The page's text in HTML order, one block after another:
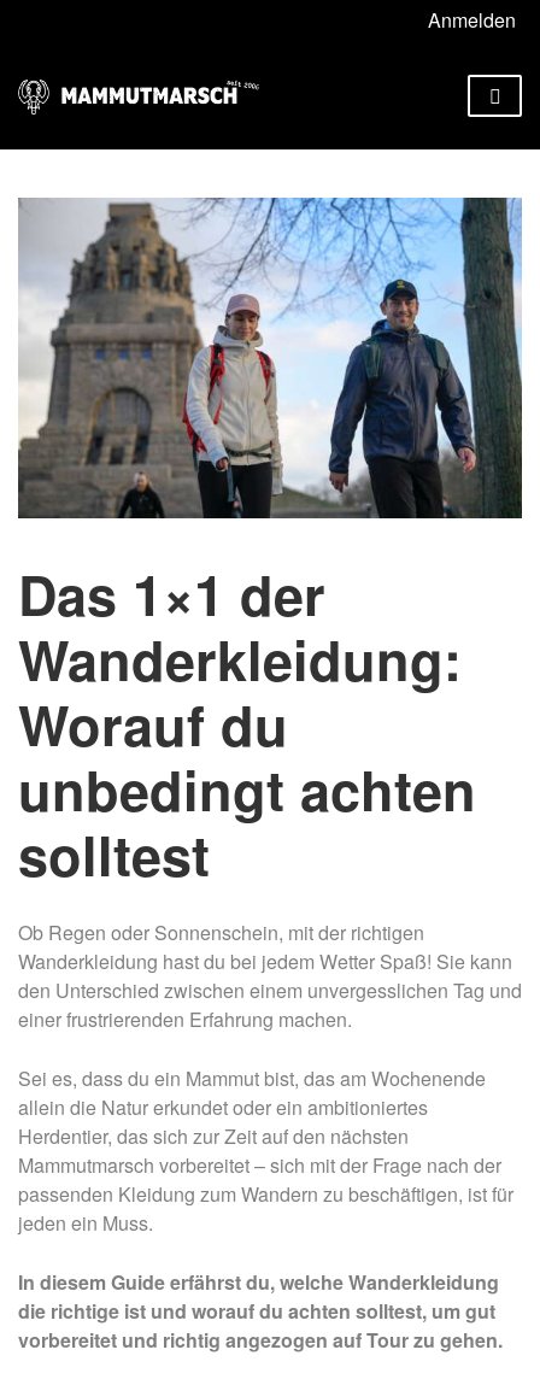
Anmelden
Das 1×1 der
Wanderkleidung:
Worauf du
unbedingt achten
solltest
Ob Regen oder Sonnenschein, mit der richtigen
Wanderkleidung hast du bei jedem Wetter Spaß! Sie kann
den Unterschied zwischen einem unvergesslichen Tag und
einer frustrierenden Erfahrung machen.
Sei es, dass du ein Mammut bist, das am Wochenende
allein die Natur erkundet oder ein ambitioniertes
Herdentier, das sich zur Zeit auf den nächsten
Mammutmarsch vorbereitet – sich mit der Frage nach der
passenden Kleidung zum Wandern zu beschäftigen, ist für
jeden ein Muss.
In diesem Guide erfährst du, welche Wanderkleidung
die richtige ist und worauf du achten solltest, um gut
vorbereitet und richtig angezogen auf Tour zu gehen.